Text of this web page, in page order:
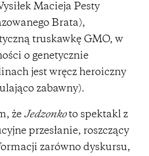
Macieja Pesty
Brata),
truskawkę GMO, w
o genetycznie
jest wręcz heroiczny
zabawny).
że Jedzonkoto spektakl z
przesłanie, roszczący
zarówno dyskursu,